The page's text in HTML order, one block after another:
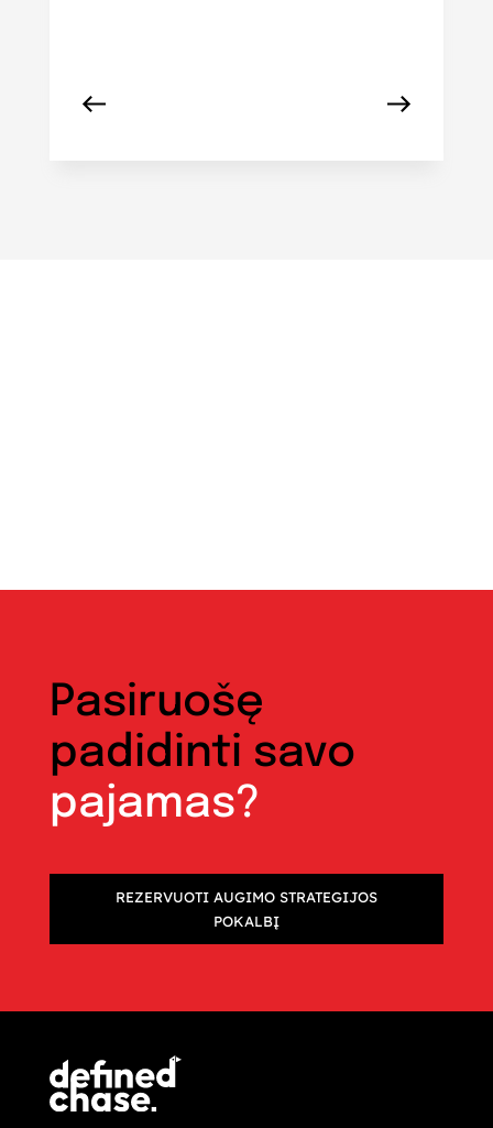
Pasiruošę
padidinti savo
pajamas?
REZERVUOTI AUGIMO STRATEGIJOS
POKALBĮ